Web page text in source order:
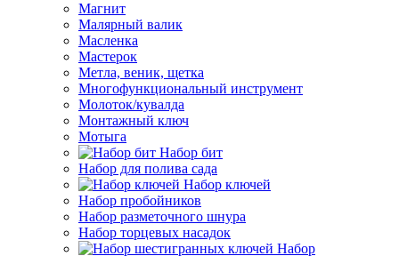
Магнит
Малярный валик
Масленка
Мастерок
Метла, веник, щетка
Многофункциональный инструмент
Молоток/кувалда
Монтажный ключ
Мотыга
Набор бит
Набор для полива сада
Набор ключей
Набор пробойников
Набор разметочного шнура
Набор торцевых насадок
Набор